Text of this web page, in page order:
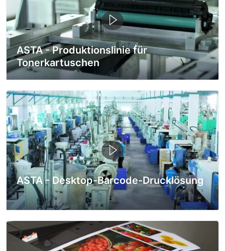
ASTA - Produktionslinie für
Tonerkartuschen
ASTA - Desktop-Barcode-Drucklösung